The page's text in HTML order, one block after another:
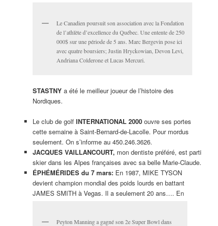
Le Canadien poursuit son association avec la Fondation
de l’athlète d’excellence du Québec. Une entente de 250
000$ sur une période de 5 ans. Marc Bergevin pose ici
avec quatre boursiers; Justin Hryckowian, Devon Levi,
Andriana Colderone et Lucas Mercuri.
STASTNYa été le meilleur joueur de l’histoire des
Nordiques.
Le club de golf INTERNATIONAL 2000ouvre ses portes
cette semaine à Saint-Bernard-de-Lacolle. Pour mordus
seulement. On s’informe au 450.246.3626.
JACQUES VAILLANCOURT, mon dentiste préféré, est parti
skier dans les Alpes françaises avec sa belle Marie-Claude.
ÉPHÉMÉRIDES du 7 mars: En 1987, MIKE TYSON
devient champion mondial des poids lourds en battant
JAMES SMITH à Vegas. Il a seulement 20 ans…. En
Peyton Manning a gagné son 2e Super Bowl dans